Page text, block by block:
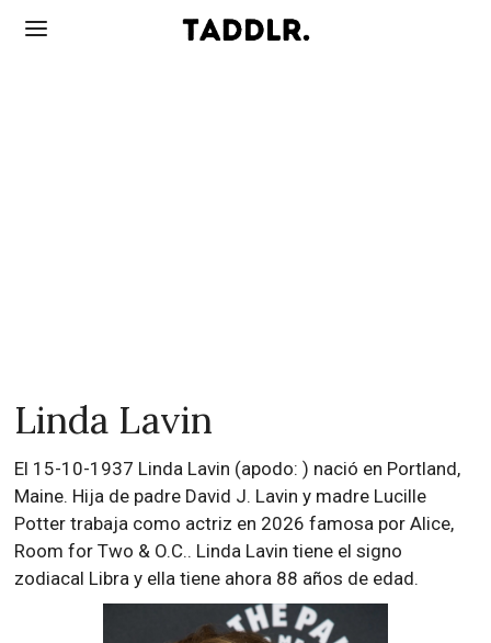
Linda Lavin
El 15-10-1937 Linda Lavin (apodo: ) nació en Portland,
Maine. Hija de padre David J. Lavin y madre Lucille
Potter trabaja como actriz en 2026 famosa por Alice,
Room for Two & O.C.. Linda Lavin tiene el signo
zodiacal Libra y ella tiene ahora 88 años de edad.